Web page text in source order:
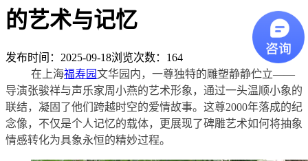
的艺术与记忆
发布时间：2025-09-18浏览次数： 164
在上海福寿园文华园内，一尊独特的雕塑静静伫立——
导演张骏祥与声乐家周小燕的艺术形象，通过一头温顺小象的
联结，凝固了他们跨越时空的爱情故事。这尊2000年落成的纪
念像，不仅是个人记忆的载体，更展现了碑雕艺术如何将抽象
情感转化为具象永恒的精妙过程。